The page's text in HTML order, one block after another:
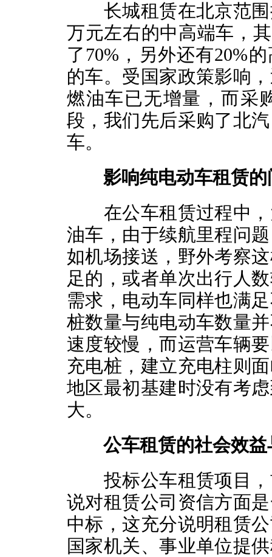
长城租赁在北京范围
万元左右的中高端车，
了70%，另外还有20%
的车。受国家政策影响
燃油车已无增量，而采
段，我们先后采购了北
车。
影响纯电动车租赁
在公车租赁过程中，
油车，由于续航里程问
如机场接送，野外考察
足的，或者单次出行人
需求，电动车同样也满
桩数量与纯电动车数量
速度较慢，而运营车辆
充电桩，建立充电柱则
地区最初基建时没有考
大。
公车租赁的社会效
投标公车租赁项目，
说对租赁公司资信方面
中标，这充分说明租赁
国家机关、事业单位提